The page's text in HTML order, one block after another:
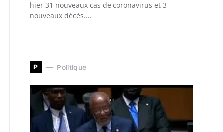
hier 31 nouveaux cas de coronavirus et 3
nouveaux décès.…
P Politique